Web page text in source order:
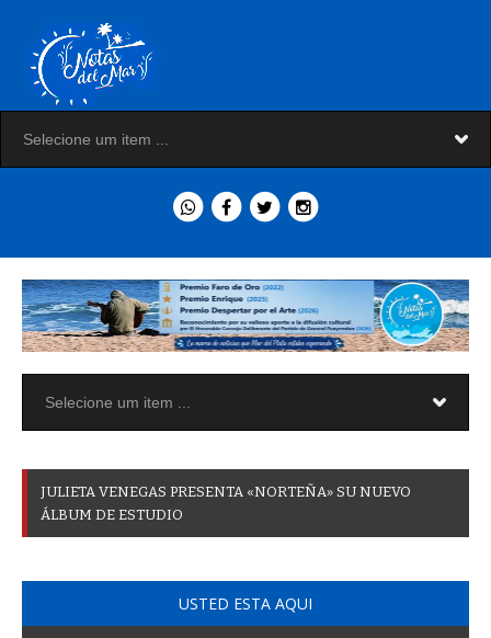
JULIETA VENEGAS PRESENTA «NORTEÑA» SU NUEVO
ÁLBUM DE ESTUDIO
USTED ESTA AQUI